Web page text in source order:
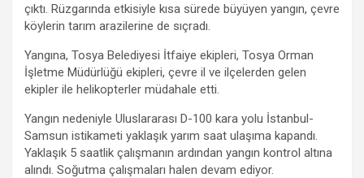
o
k
p
p
m
er
çıktı. Rüzgarında etkisiyle kısa sürede büyüyen yangın, çevre
köylerin tarım arazilerine de sıçradı.
Yangına, Tosya Belediyesi İtfaiye ekipleri, Tosya Orman
İşletme Müdürlüğü ekipleri, çevre il ve ilçelerden gelen
ekipler ile helikopterler müdahale etti.
Yangın nedeniyle Uluslararası D-100 kara yolu İstanbul-
Samsun istikameti yaklaşık yarım saat ulaşıma kapandı.
Yaklaşık 5 saatlik çalışmanın ardından yangın kontrol altına
alındı. Soğutma çalışmaları halen devam ediyor.